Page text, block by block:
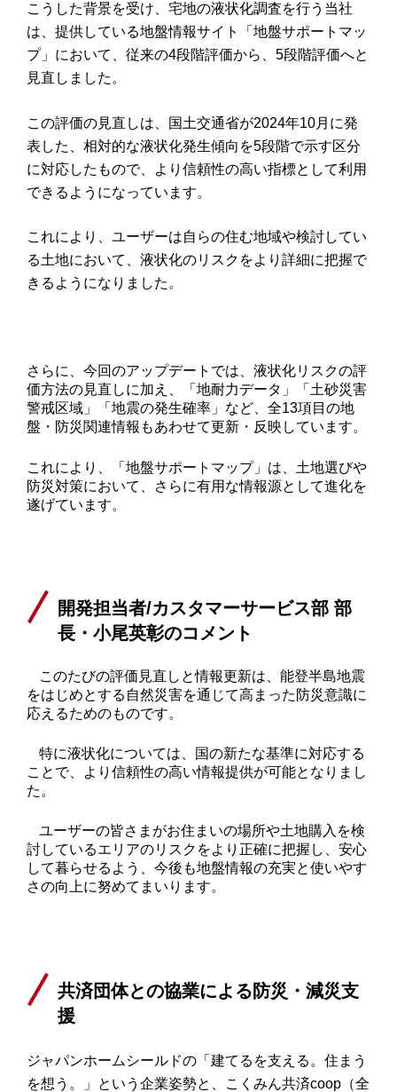
こうした背景を受け、宅地の液状化調査を行う当社
は、提供している地盤情報サイト「地盤サポートマッ
プ」において、従来の4段階評価から、 5段階評価へと
見直しました。
この評価の見直しは、国土交通省が2024年10月に発
表した、相対的な液状化発生傾向を5段階で示す区分
に対応したもので、より信頼性の高い指標として利用
できるようになっています。
これにより、ユーザーは自らの住む地域や検討してい
る土地において、液状化のリスクをより詳細に把握で
きるようになりました。
さらに、今回のアップデートでは、液状化リスクの評
価方法の見直しに加え、「地耐力データ」「土砂災害
警戒区域」「地震の発生確率」など、全13項目の地
盤・防災関連情報もあわせて更新・反映しています。
これにより、「地盤サポートマップ」は、土地選びや
防災対策において、さらに有用な情報源として進化を
遂げています。
開発担当者/カスタマーサービス部 部
長・小尾英彰のコメント
このたびの評価見直しと情報更新は、能登半島地震
をはじめとする自然災害を通じて高まった防災意識に
応えるためのものです。
特に液状化については、国の新たな基準に対応する
ことで、より信頼性の高い情報提供が可能となりまし
た。
ユーザーの皆さまがお住まいの場所や土地購入を検
討しているエリアのリスクをより正確に把握し、安心
して暮らせるよう、今後も地盤情報の充実と使いやす
さの向上に努めてまいります。
共済団体との協業による防災・減災支
援
ジャパンホームシールドの「建てるを支える。住まう
を想う。」という企業姿勢と、こくみん共済coop （全